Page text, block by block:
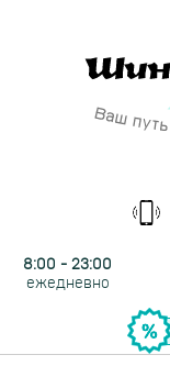
8:00 - 23:00
ежедневно